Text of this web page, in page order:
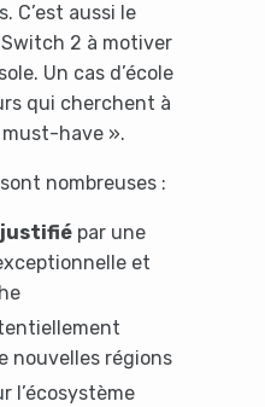
C’est aussi le
2 à motiver
Un cas d’école
qui cherchent à
have ».
nombreuses :
justifiépar une
et
nouvelles régions
l’écosystème